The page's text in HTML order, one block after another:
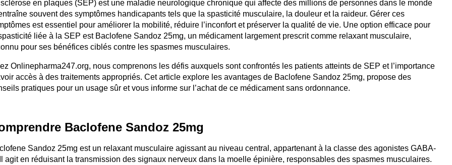
en plaques (SEP) est une maladie neurologique chronique qui affecte des millions de personnes dans le monde
souvent des symptômes handicapants tels que la spasticité musculaire, la douleur et la raideur. Gérer ces
est essentiel pour améliorer la mobilité, réduire l’inconfort et préserver la qualité de vie. Une option efficace pour
liée à la SEP est Baclofene Sandoz 25mg, un médicament largement prescrit comme relaxant musculaire,
pour ses bénéfices ciblés contre les spasmes musculaires.
Onlinepharma247.org, nous comprenons les défis auxquels sont confrontés les patients atteints de SEP et l’importance
accès à des traitements appropriés. Cet article explore les avantages de Baclofene Sandoz 25mg, propose des
pratiques pour un usage sûr et vous informe sur l’achat de ce médicament sans ordonnance.
Baclofene Sandoz 25mg
Sandoz 25mg est un relaxant musculaire agissant au niveau central, appartenant à la classe des agonistes GABA-
agit en réduisant la transmission des signaux nerveux dans la moelle épinière, responsables des spasmes musculaires.